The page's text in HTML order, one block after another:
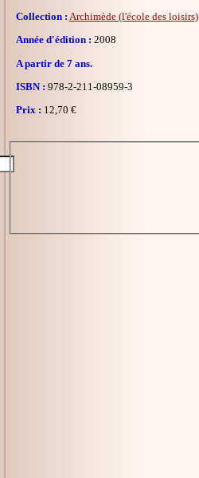
Collection : Archimède (l'école des loisirs)
Année d'édition : 2008
A partir de 7 ans.
ISBN : 978-2-211-08959-3
Prix : 12,70 €